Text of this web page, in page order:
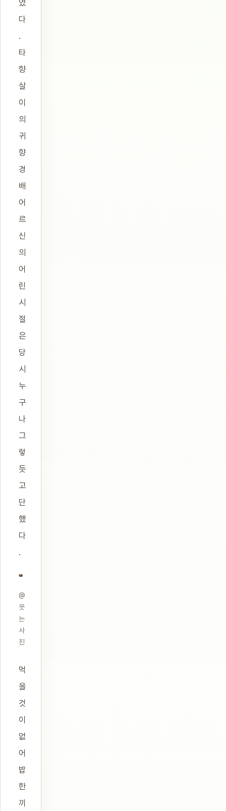
었
다
.
타
향
살
이
의
귀
향
경
배
어
르
신
의
어
린
시
절
은
당
시
누
구
나
그
렇
듯
고
단
했
다
.
@
웃
는
사
진
먹
을
것
이
없
어
밥
한
끼